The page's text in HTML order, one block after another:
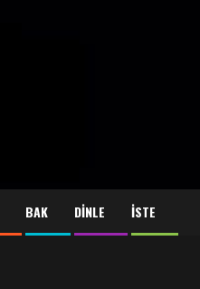
BAK DİNLE İSTE